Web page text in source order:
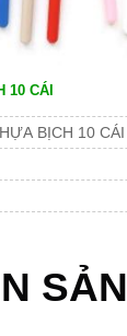
10 CÁI
BỊCH 10 CÁI
SẢN